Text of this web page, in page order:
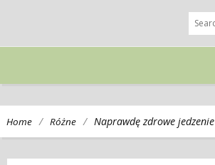
Home / Różne / Naprawdę zdrowe jedzenie